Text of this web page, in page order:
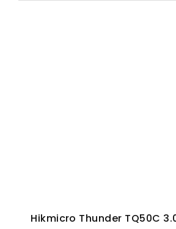
Hikmicro Thunder TQ50C